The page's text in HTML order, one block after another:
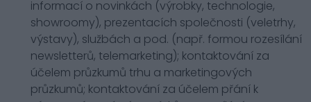
informací o novinkách (výrobky, technologie,
showroomy), prezentacích společnosti (veletrhy,
výstavy), službách a pod. (např. formou rozesílání
newsletterů, telemarketing); kontaktování za
účelem průzkumů trhu a marketingových
průzkumů; kontaktování za účelem přání k